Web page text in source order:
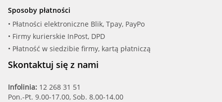
Sposoby płatności
• Płatności elektroniczne Blik, Tpay, PayPo
• Firmy kurierskie InPost, DPD
• Płatność w siedzibie firmy, kartą płatniczą
Skontaktuj się z nami
Infolinia: 12 268 31 51
Pon.-Pt. 9.00-17.00, Sob. 8.00-14.00